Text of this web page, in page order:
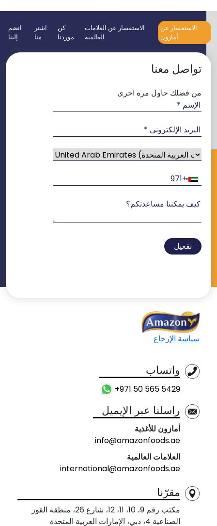
الاستفسار عن
أمازون
الاستفسار عن العلامات
العالمية
كن
موردنا
اشتر
منا
انضم
إلينا
تواصل معنا
من فضلك حاول مره اخرى
تفعيل
سياسة الإرجاع
واتساب
+971 50 565 5429
راسلنا عبر الإيميل
أمازون للأغذية
info@amazonfoods.ae
العلامات العالمية
international@amazonfoods.ae
مقرّنا
مكتب رقم 9، 10، 11، 12، شارع 26، منطقة القوز
الصناعية 4، دبي، الإمارات العربية المتحدة